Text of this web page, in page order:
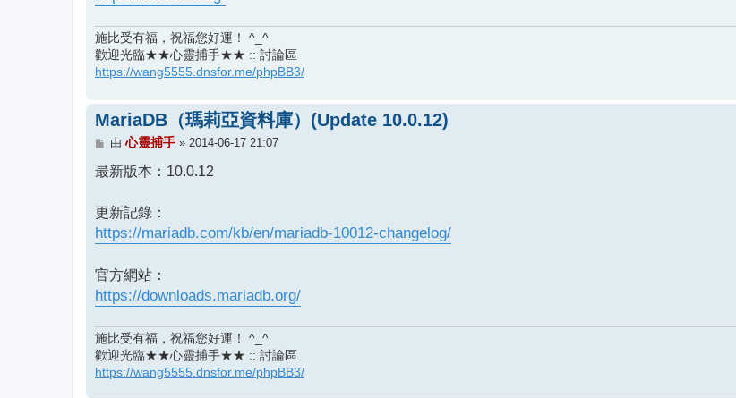
施比受有福，祝福您好運！ ^_^
歡迎光臨★★心靈捕手★★ :: 討論區
https://wang5555.dnsfor.me/phpBB3/
MariaDB（瑪莉亞資料庫）(Update 10.0.12)
文
由 心靈捕手» 2014-06-17 21:07
最新版本：10.0.12
更新記錄：
https://mariadb.com/kb/en/mariadb-10012-changelog/
官方網站：
https://downloads.mariadb.org/
施比受有福，祝福您好運！ ^_^
歡迎光臨★★心靈捕手★★ :: 討論區
https://wang5555.dnsfor.me/phpBB3/